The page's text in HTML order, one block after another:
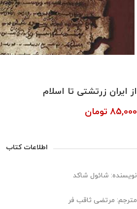
از ایران زرتشتی تا اسلام
85,000 تومان
اطلاعات کتاب
نویسنده: شائول شاکد
مترجم: مرتضی ثاقب ‌فر